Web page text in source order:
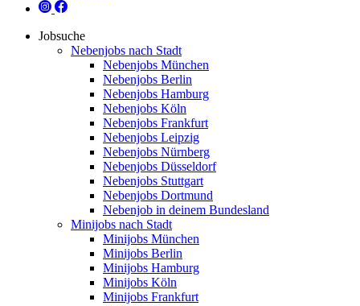
Jobsuche
Nebenjobs nach Stadt
Nebenjobs München
Nebenjobs Berlin
Nebenjobs Hamburg
Nebenjobs Köln
Nebenjobs Frankfurt
Nebenjobs Leipzig
Nebenjobs Nürnberg
Nebenjobs Düsseldorf
Nebenjobs Stuttgart
Nebenjobs Dortmund
Nebenjob in deinem Bundesland
Minijobs nach Stadt
Minijobs München
Minijobs Berlin
Minijobs Hamburg
Minijobs Köln
Minijobs Frankfurt